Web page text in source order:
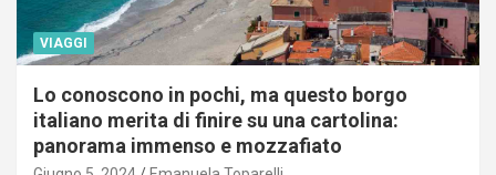
VIAGGI
Lo conoscono in pochi, ma questo borgo
italiano merita di finire su una cartolina:
panorama immenso e mozzafiato